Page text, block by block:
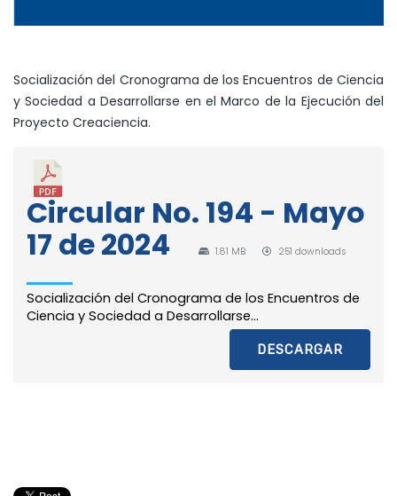
Socialización del Cronograma de los Encuentros de Ciencia
y Sociedad a Desarrollarse en el Marco de la Ejecución del
Proyecto Creaciencia.
Circular No. 194 - Mayo
17 de 2024
1.81 MB 251 downloads
Socialización del Cronograma de los Encuentros de
Ciencia y Sociedad a Desarrollarse...
DESCARGAR